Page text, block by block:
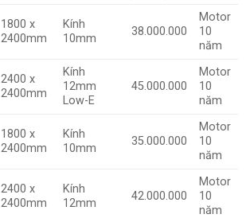
1800 x
2400mm
Kính
10mm
38.000.000
Motor
10
năm
2400 x
2400mm
Kính
12mm
Low-E
45.000.000
Motor
10
năm
1800 x
2400mm
Kính
10mm
35.000.000
Motor
10
năm
2400 x
2400mm
Kính
12mm
42.000.000
Motor
10
năm